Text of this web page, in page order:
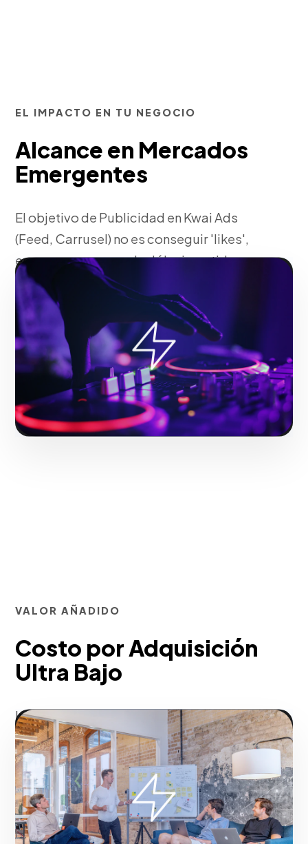
EL IMPACTO EN TU NEGOCIO
Alcance en Mercados
Emergentes
El objetivo de Publicidad en Kwai Ads
(Feed, Carrusel) no es conseguir 'likes',
es asegurar que cada dólar invertido
regrese multiplicado al negocio.
Fase 1: Configuración técnica de etiquetas y píxeles
de seguimiento.
Solicitar servicio
VALOR AÑADIDO
Costo por Adquisición
Ultra Bajo
Inyecta tráfico calificado a tus ofertas en
cuestión de horas, saltándote la larga
espera del crecimiento orgánico.
Fase 2:Diseño de la estructura de campaña y
creatividades.